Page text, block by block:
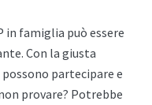
in famiglia può essere
Con la giusta
partecipare e
provare? Potrebbe